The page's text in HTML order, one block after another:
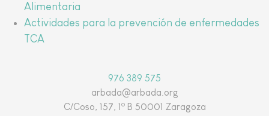
976 389 575
arbada@arbada.org
C/Coso, 157, 1oB 50001 Zaragoza
Alimentaria
Actividades para la prevención de enfermedades
TCA